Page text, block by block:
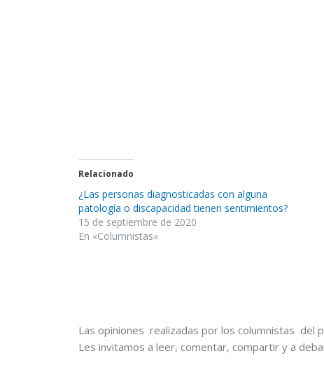
Relacionado
¿Las personas diagnosticadas con alguna
patología o discapacidad tienen sentimientos?
15 de septiembre de 2020
En «Columnistas»
Las opiniones realizadas por los columnistas del
Les invitamos a leer, comentar, compartir y a